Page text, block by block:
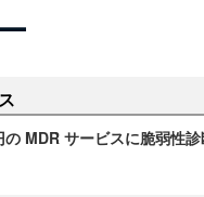
MDR サービスに脆弱性